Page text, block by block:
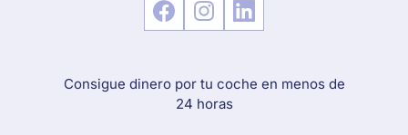
Consigue dinero por tu coche en menos de
24 horas